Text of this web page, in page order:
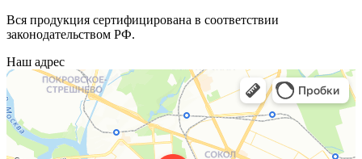
Вся продукция сертифицирована в соответствии
законодательством РФ.
Наш адрес